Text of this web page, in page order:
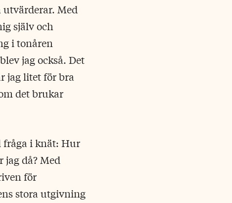
Med
själv och
i tonåren
jag också. Det
jag litet för bra
det brukar
fråga i knät: Hur
jag då? Med
för
stora utgivning